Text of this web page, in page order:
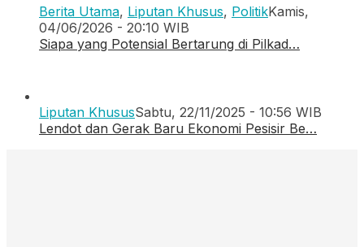
Berita Utama, Liputan Khusus, PolitikKamis,
04/06/2026 - 20:10 WIB
Siapa yang Potensial Bertarung di Pilkad…
Liputan KhususSabtu, 22/11/2025 - 10:56 WIB
Lendot dan Gerak Baru Ekonomi Pesisir Be…